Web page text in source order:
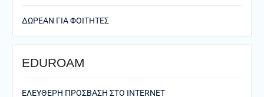
ΔΩΡΕΑΝ ΓΙΑ ΦΟΙΤΗΤΕΣ
EDUROAM
ΕΛΕΥΘΕΡΗ ΠΡΟΣΒΑΣΗ ΣΤΟ ΙΝΤΕRNET